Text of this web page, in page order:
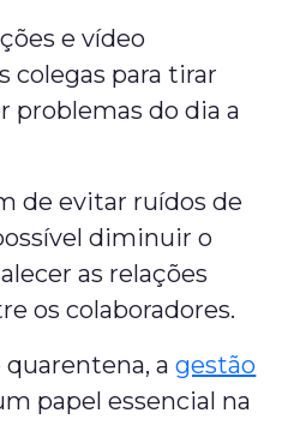
e vídeo
colegas para tirar
problemas do dia a
de evitar ruídos de
diminuir o
as relações
os colaboradores.
quarentena, agestão
papel essencial na